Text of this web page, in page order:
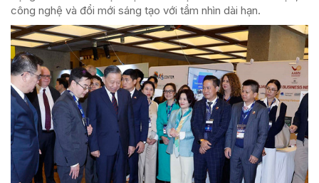
công nghệ và đổi mới sáng tạo với tầm nhìn dài hạn.